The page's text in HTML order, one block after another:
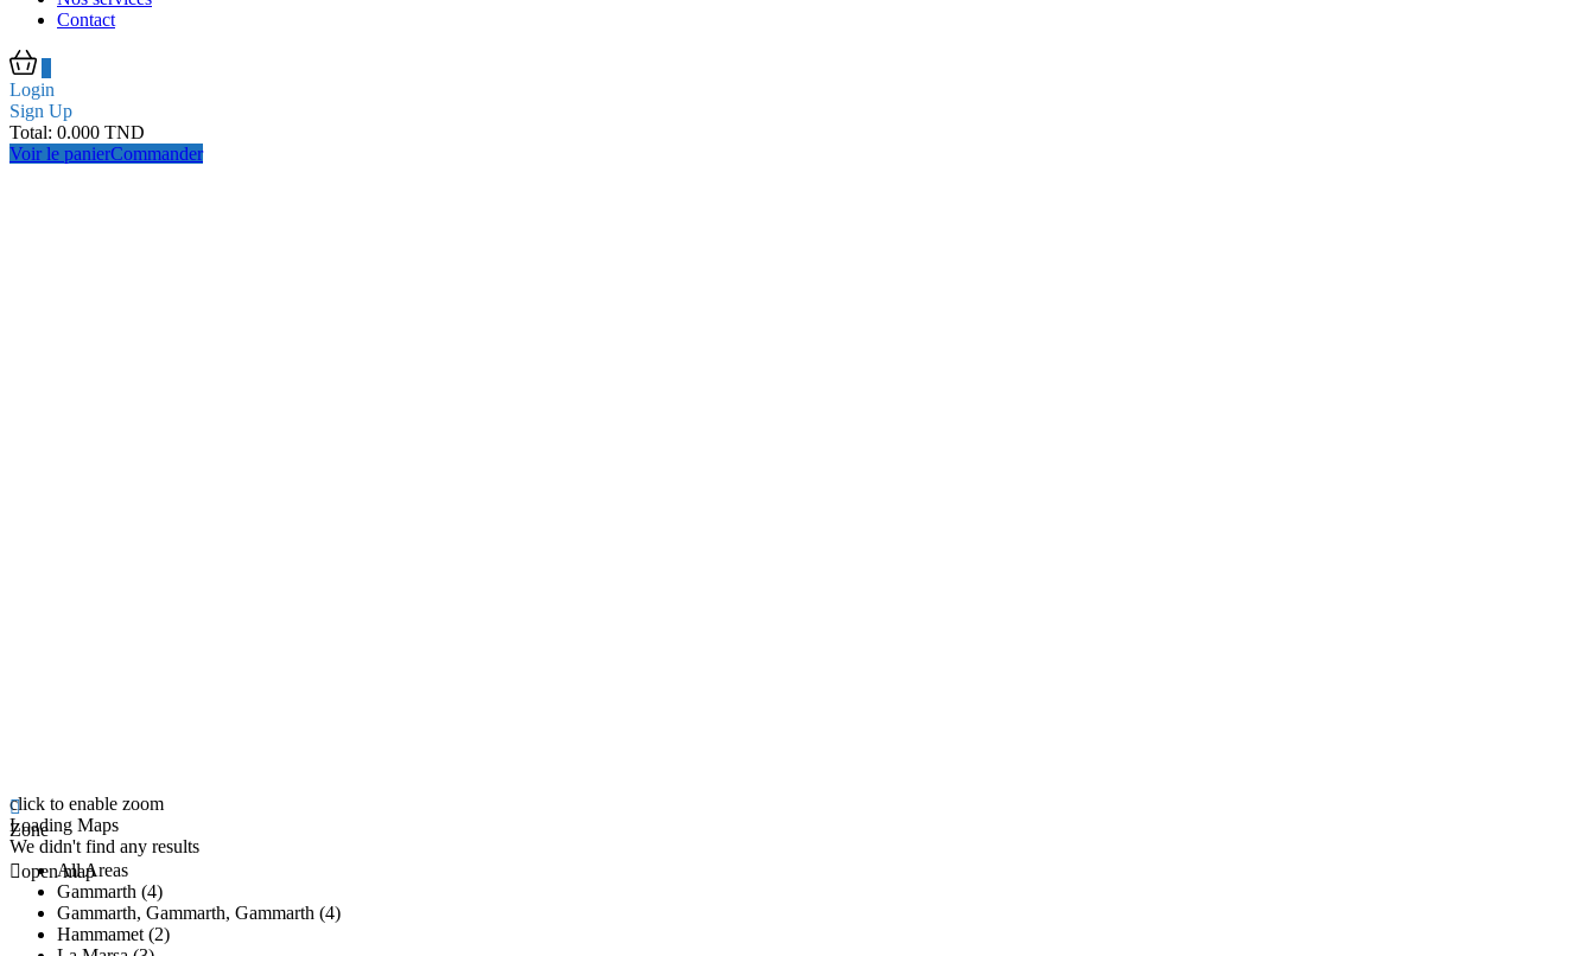
Contact
Login
Sign Up
Total: 0.000 TND
Voir le panierCommander
click to enable zoom
Loading Maps
We didn't find any results
open map
Zone
All Areas
Gammarth (4)
Gammarth, Gammarth, Gammarth (4)
Hammamet (2)